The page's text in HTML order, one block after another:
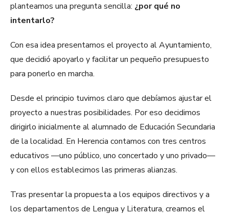
planteamos una pregunta sencilla: ¿por qué no
intentarlo?
Con esa idea presentamos el proyecto al Ayuntamiento,
que decidió apoyarlo y facilitar un pequeño presupuesto
para ponerlo en marcha.
Desde el principio tuvimos claro que debíamos ajustar el
proyecto a nuestras posibilidades. Por eso decidimos
dirigirlo inicialmente al alumnado de Educación Secundaria
de la localidad. En Herencia contamos con tres centros
educativos —uno público, uno concertado y uno privado—
y con ellos establecimos las primeras alianzas.
Tras presentar la propuesta a los equipos directivos y a
los departamentos de Lengua y Literatura, creamos el